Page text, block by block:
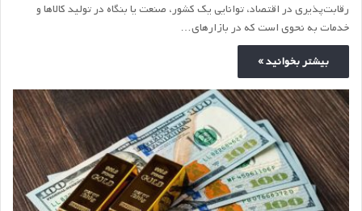
رقابت‌پذیری در اقتصاد، توانایی یک کشور، صنعت یا بنگاه در تولید کالاها و
خدمات به نحوی است که در بازارهای…
بیشتر بخوانید »